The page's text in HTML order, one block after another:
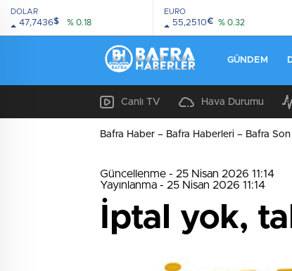
DOLAR
47,7436$ % 0.18
EURO
55,2510€ % 0.32
GÜNDEM
Canlı TV Hava Durumu
Bafra Haber – Bafra Haberleri – Bafra
Güncellenme - 25 Nisan 2026 11:14
Yayınlanma - 25 Nisan 2026 11:14
İptal yok,